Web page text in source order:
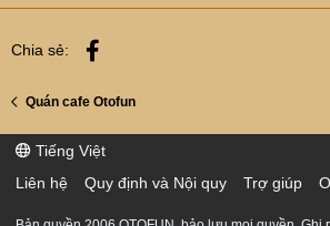
Chia sẻ:
Quán cafe Otofun
Tiếng Việt
Liên hệ
Quy định và Nội quy Trợ giúp